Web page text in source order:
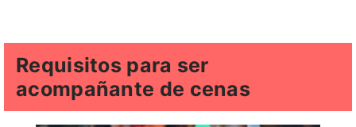
Requisitos para ser
acompañante de cenas